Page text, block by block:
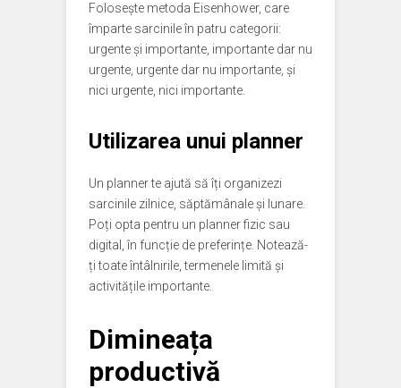
Folosește metoda Eisenhower, care
împarte sarcinile în patru categorii:
urgente și importante, importante dar nu
urgente, urgente dar nu importante, și
nici urgente, nici importante.
Utilizarea unui planner
Un planner te ajută să îți organizezi
sarcinile zilnice, săptămânale și lunare.
Poți opta pentru un planner fizic sau
digital, în funcție de preferințe. Notează-
ți toate întâlnirile, termenele limită și
activitățile importante.
Dimineața
productivă